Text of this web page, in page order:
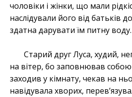
чоловіки і жінки, що мали
наслідували його від батьків
здатна дарувати їм питну воду.
Старий друг Луса, худий,
на вітер, бо заповнював собою
заходив у кімнату, чекав на
навідувала хворих,